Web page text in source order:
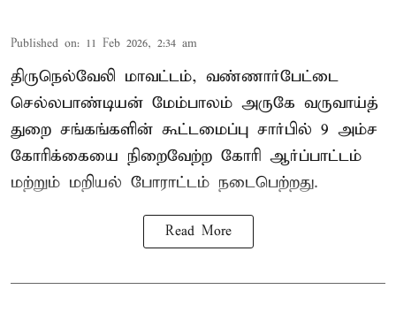
Published on: 11 Feb 2026, 2:34 am
திருநெல்வேலி மாவட்டம், வண்ணார்பேட்டை
செல்லபாண்டியன் மேம்பாலம் அருகே வருவாய்த்
துறை சங்கங்களின் கூட்டமைப்பு சார்பில் 9 அம்ச
கோரிக்கையை நிறைவேற்ற கோரி ஆர்ப்பாட்டம்
மற்றும் மறியல் போராட்டம் நடைபெற்றது.
Read More